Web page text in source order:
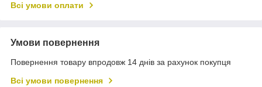
Всі умови оплати
Умови повернення
Повернення товару впродовж 14 днів за рахунок покупця
Всі умови повернення